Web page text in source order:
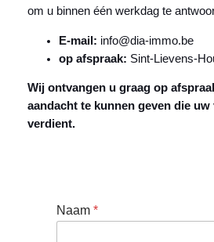
om u binnen één werkdag te
E-mail: info@dia-immo.be
op afspraak: Sint-Lievens-
Wij ontvangen u graag op
aandacht te kunnen geven die uw
verdient.
a
Naam *